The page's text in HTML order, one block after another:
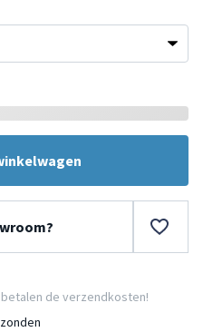
de verzendkosten!